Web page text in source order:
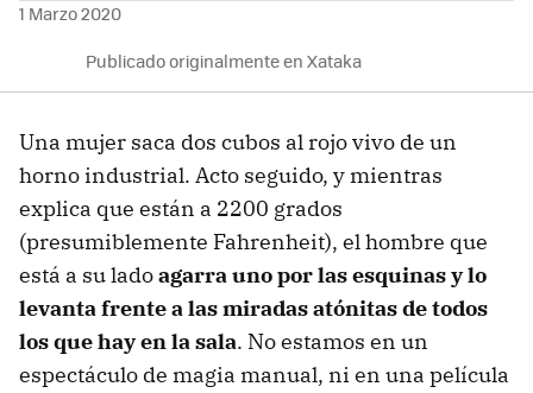
1 Marzo 2020
Publicado originalmente en Xataka
Una mujer saca dos cubos al rojo vivo de un
horno industrial. Acto seguido, y mientras
explica que están a 2200 grados
(presumiblemente Fahrenheit), el hombre que
está a su ladoagarra uno por las esquinas y lo
levanta frente a las miradas atónitas de todos
los que hay en la sala. No estamos en un
espectáculo de magia manual, ni en una película